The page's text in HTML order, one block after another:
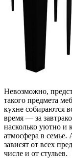
Невозможно,
такого предмета
кухне собираются
время — за
насколько уютно и
атмосфера в
зависят от всех
числе и от стульев.